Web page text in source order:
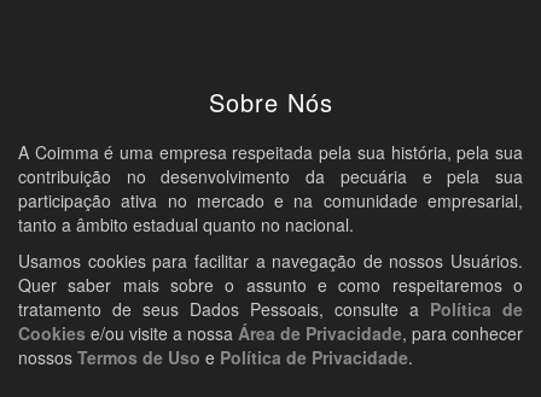
Sobre Nós
A Coimma é uma empresa respeitada pela sua história, pela sua
contribuição no desenvolvimento da pecuária e pela sua
participação ativa no mercado e na comunidade empresarial,
tanto a âmbito estadual quanto no nacional.
Usamos cookies para facilitar a navegação de nossos Usuários.
Quer saber mais sobre o assunto e como respeitaremos o
tratamento de seus Dados Pessoais, consulte a Política de
Cookies e/ou visite a nossa Área de Privacidade, para conhecer
nossos Termos de Uso e Política de Privacidade.